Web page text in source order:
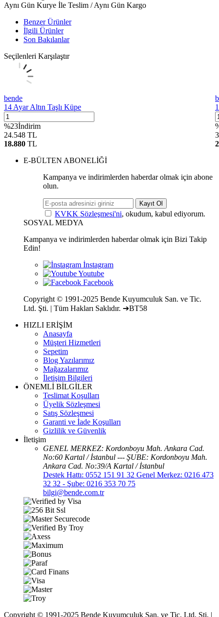
Aynı Gün Kurye İle Teslim / Aynı Gün Kargo
Benzer Ürünler
İlgili Ürünler
Son Bakılanlar
Seçilenleri Karşılaştır
bende
14 Ayar Altın Taşlı Küpe
%23İndirim
24.548 TL
18.880 TL
E-BÜLTEN ABONELİĞİ
Kampanya ve indirimlerden haberdar olmak için abone
olun.
Kayıt Ol
KVKK Sözleşmesi'ni, okudum, kabul ediyorum.
SOSYAL MEDYA
Kampanya ve indirimlerden haberdar olmak için Bizi Takip
Edin!
Copyright © 1991-2025 Bende Kuyumculuk San. ve Tic.
Ltd. Şti. | Tüm Hakları Saklıdır. ➔BT58
HIZLI ERİŞİM
Anasayfa
Müşteri Hizmetleri
Sepetim
Blog Yazılarımız
Mağazalarımız
İletişim Bilgileri
ÖNEMLİ BİLGİLER
Teslimat Koşulları
Üyelik Sözleşmesi
Satış Sözleşmesi
Garanti ve İade Koşulları
Gizlilik ve Güvenlik
İletişim
GENEL MERKEZ: Kordonboyu Mah. Ankara Cad.
No:60 Kartal / İstanbul --- ŞUBE: Kordonboyu Mah.
Ankara Cad. No:39/A Kartal / İstanbul
Destek Hattı: 0552 151 91 32 Genel Merkez: 0216 473
32 32 - Şube: 0216 353 70 75
bilgi@bende.com.tr
Copyright © 1991-2025 Bende Kuyumculuk San. ve Tic. Ltd. Şti. |